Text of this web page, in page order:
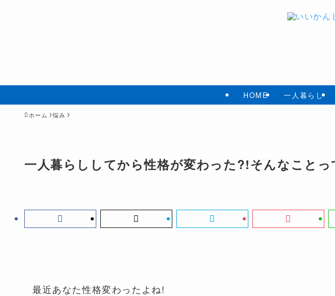
HOME 一人暮らし
ホーム 悩み
一人暮らししてから性格が変わった?!そんなこと
最近あなた性格変わったよね!